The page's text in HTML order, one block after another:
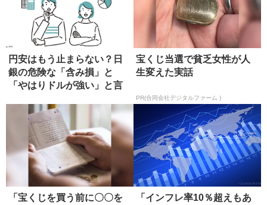
円安はもう止まらない？日
銀の危険な「含み損」と
「やはりドルが強い」と言
宝くじ当選で貧乏女性が人
生変えた実話
PR(合同会社デジタルファーム )
「宝くじを買う前に〇〇を
「インフレ率10％超えもあ